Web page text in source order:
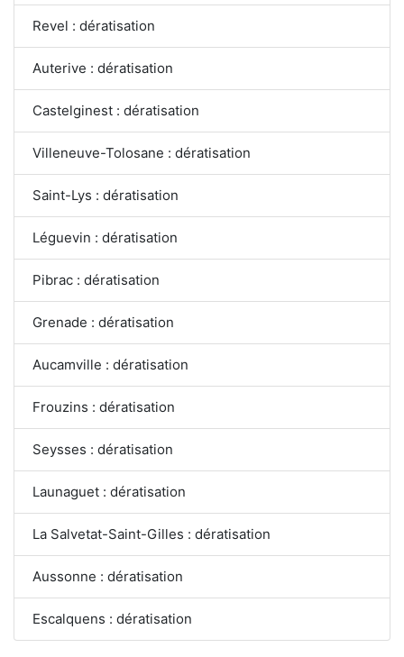
Revel : dératisation
Auterive : dératisation
Castelginest : dératisation
Villeneuve-Tolosane : dératisation
Saint-Lys : dératisation
Léguevin : dératisation
Pibrac : dératisation
Grenade : dératisation
Aucamville : dératisation
Frouzins : dératisation
Seysses : dératisation
Launaguet : dératisation
La Salvetat-Saint-Gilles : dératisation
Aussonne : dératisation
Escalquens : dératisation